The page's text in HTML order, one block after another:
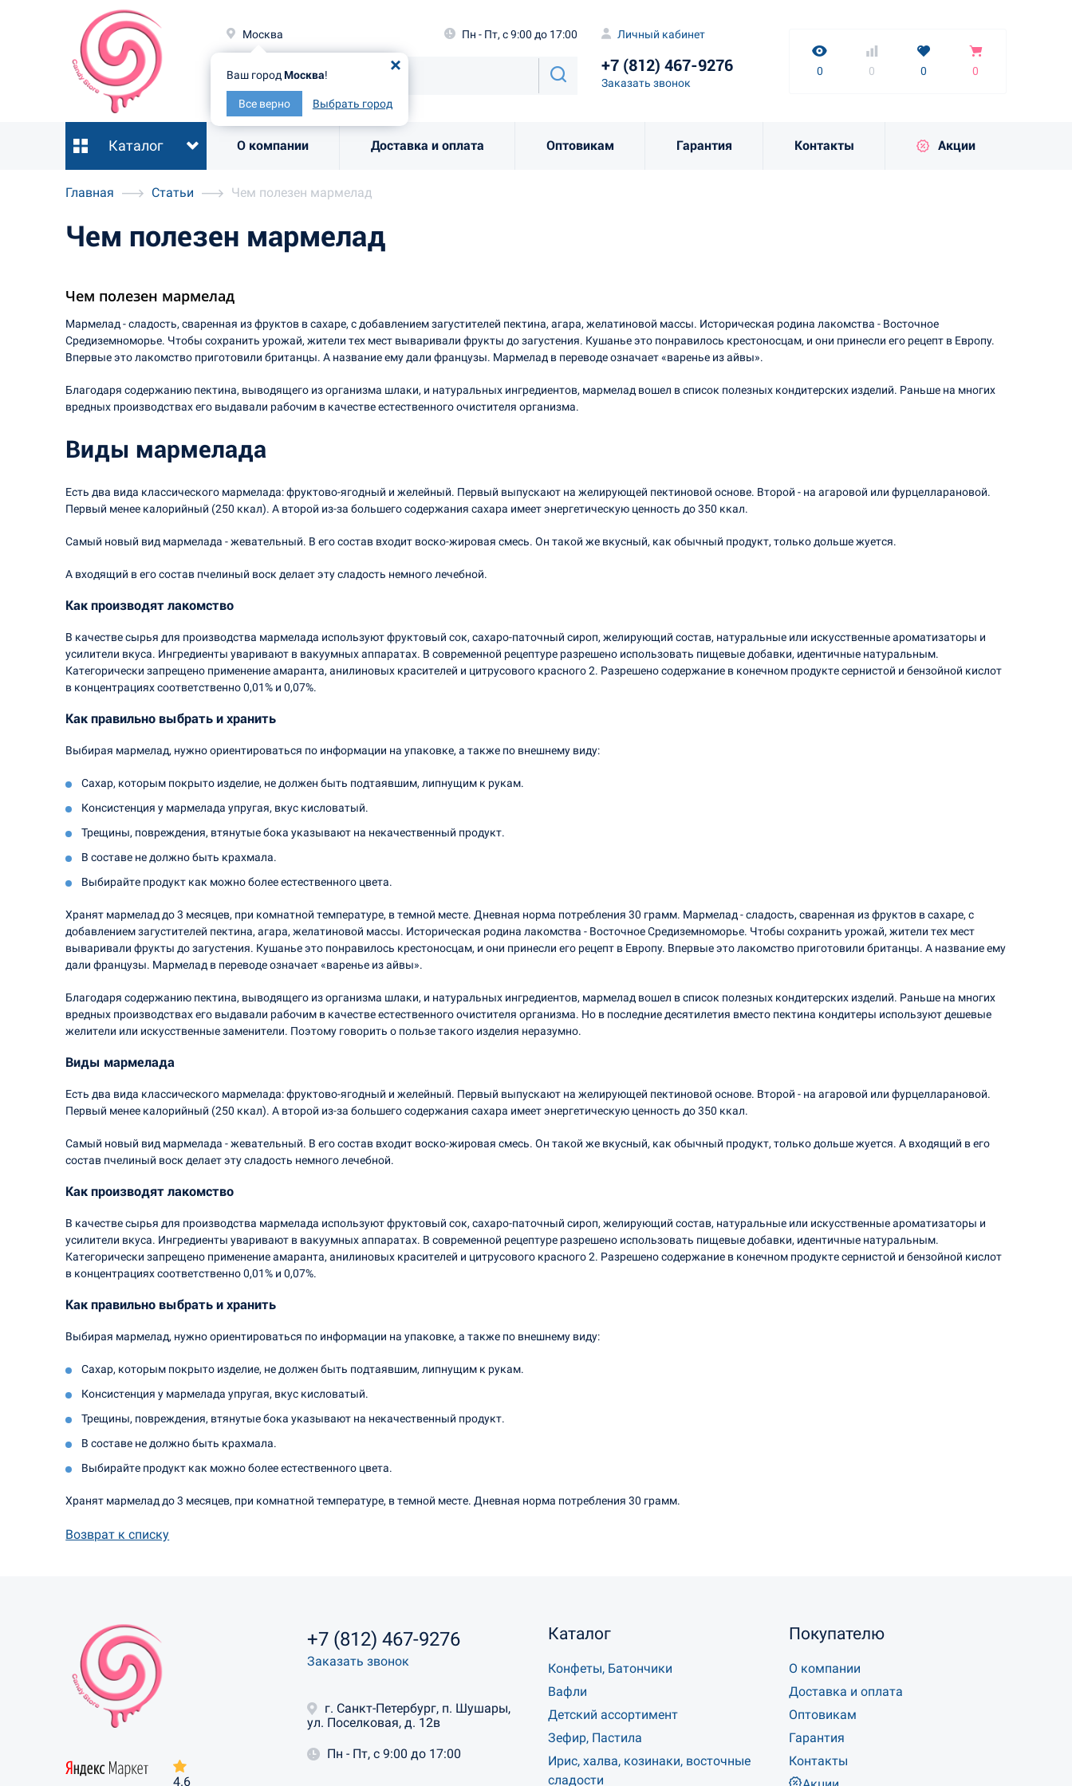
Москва
Ваш город Москва!
Все верно Выбрать город
Пн - Пт, с 9:00 до 17:00 Личный кабинет
+7 (812) 467-9276
Заказать звонок
0 0 0 0
Каталог О компании Доставка и оплата Оптовикам Гарантия Контакты Акции
Ваш городМосква
Все верно
Заказать звонок
0 0 0 0
Главная Статьи Чем полезен мармелад
Чем полезен мармелад
Чем полезен мармелад
Мармелад - сладость, сваренная из фруктов в сахаре, с добавлением загустителей пектина, агара, желатиновой массы. Историческая родина лакомства - Восточное
Средиземноморье. Чтобы сохранить урожай, жители тех мест вываривали фрукты до загустения. Кушанье это понравилось крестоносцам, и они принесли его рецепт в Европу.
Впервые это лакомство приготовили британцы. А название ему дали французы. Мармелад в переводе означает «варенье из айвы».
Благодаря содержанию пектина, выводящего из организма шлаки, и натуральных ингредиентов, мармелад вошел в список полезных кондитерских изделий. Раньше на многих
вредных производствах его выдавали рабочим в качестве естественного очистителя организма.
Виды мармелада
Есть два вида классического мармелада: фруктово-ягодный и желейный. Первый выпускают на желирующей пектиновой основе. Второй - на агаровой или фурцелларановой.
Первый менее калорийный (250 ккал). А второй из-за большего содержания сахара имеет энергетическую ценность до 350 ккал.
Самый новый вид мармелада - жевательный. В его состав входит воско-жировая смесь. Он такой же вкусный, как обычный продукт, только дольше жуется.
А входящий в его состав пчелиный воск делает эту сладость немного лечебной.
Как производят лакомство
В качестве сырья для производства мармелада используют фруктовый сок, сахаро-паточный сироп, желирующий состав, натуральные или искусственные ароматизаторы и
усилители вкуса. Ингредиенты уваривают в вакуумных аппаратах. В современной рецептуре разрешено использовать пищевые добавки, идентичные натуральным.
Категорически запрещено применение амаранта, анилиновых красителей и цитрусового красного 2. Разрешено содержание в конечном продукте сернистой и бензойной кислот
в концентрациях соответственно 0,01% и 0,07%.
Как правильно выбрать и хранить
Выбирая мармелад, нужно ориентироваться по информации на упаковке, а также по внешнему виду:
Сахар, которым покрыто изделие, не должен быть подтаявшим, липнущим к рукам.
Консистенция у мармелада упругая, вкус кисловатый.
Трещины, повреждения, втянутые бока указывают на некачественный продукт.
В составе не должно быть крахмала.
Выбирайте продукт как можно более естественного цвета.
Хранят мармелад до 3 месяцев, при комнатной температуре, в темной месте. Дневная норма потребления 30 грамм. Мармелад - сладость, сваренная из фруктов в сахаре, с
добавлением загустителей пектина, агара, желатиновой массы. Историческая родина лакомства - Восточное Средиземноморье. Чтобы сохранить урожай, жители тех мест
вываривали фрукты до загустения. Кушанье это понравилось крестоносцам, и они принесли его рецепт в Европу. Впервые это лакомство приготовили британцы. А название ему
дали французы. Мармелад в переводе означает «варенье из айвы».
Благодаря содержанию пектина, выводящего из организма шлаки, и натуральных ингредиентов, мармелад вошел в список полезных кондитерских изделий. Раньше на многих
вредных производствах его выдавали рабочим в качестве естественного очистителя организма. Но в последние десятилетия вместо пектина кондитеры используют дешевые
желители или искусственные заменители. Поэтому говорить о пользе такого изделия неразумно.
Виды мармелада
Есть два вида классического мармелада: фруктово-ягодный и желейный. Первый выпускают на желирующей пектиновой основе. Второй - на агаровой или фурцелларановой.
Первый менее калорийный (250 ккал). А второй из-за большего содержания сахара имеет энергетическую ценность до 350 ккал.
Самый новый вид мармелада - жевательный. В его состав входит воско-жировая смесь. Он такой же вкусный, как обычный продукт, только дольше жуется. А входящий в его
состав пчелиный воск делает эту сладость немного лечебной.
Как производят лакомство
В качестве сырья для производства мармелада используют фруктовый сок, сахаро-паточный сироп, желирующий состав, натуральные или искусственные ароматизаторы и
усилители вкуса. Ингредиенты уваривают в вакуумных аппаратах. В современной рецептуре разрешено использовать пищевые добавки, идентичные натуральным.
Категорически запрещено применение амаранта, анилиновых красителей и цитрусового красного 2. Разрешено содержание в конечном продукте сернистой и бензойной кислот
в концентрациях соответственно 0,01% и 0,07%.
Как правильно выбрать и хранить
Выбирая мармелад, нужно ориентироваться по информации на упаковке, а также по внешнему виду:
Сахар, которым покрыто изделие, не должен быть подтаявшим, липнущим к рукам.
Консистенция у мармелада упругая, вкус кисловатый.
Трещины, повреждения, втянутые бока указывают на некачественный продукт.
В составе не должно быть крахмала.
Выбирайте продукт как можно более естественного цвета.
Хранят мармелад до 3 месяцев, при комнатной температуре, в темной месте. Дневная норма потребления 30 грамм.
Возврат к списку
4.6
+7 (812) 467-9276
Заказать звонок
г. Санкт-Петербург, п. Шушары,
ул. Поселковая, д. 12в
Пн - Пт, с 9:00 до 17:00
Каталог
Конфеты, Батончики
Вафли
Детский ассортимент
Зефир, Пастила
Ирис, халва, козинаки, восточные
сладости
Покупателю
О компании
Доставка и оплата
Оптовикам
Гарантия
Контакты